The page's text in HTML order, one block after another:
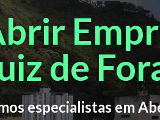
de
especialistas em